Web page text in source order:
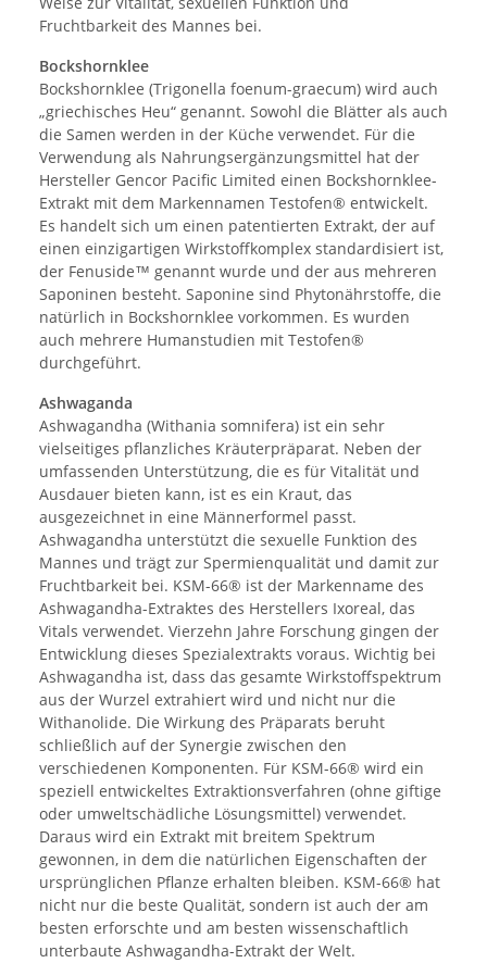
Fruchtbarkeit des Mannes bei.
Bockshornklee
Bockshornklee (Trigonella foenum-graecum) wird auch
„griechisches Heu“ genannt. Sowohl die Blätter als auch
die Samen werden in der Küche verwendet. Für die
Verwendung als Nahrungsergänzungsmittel hat der
Hersteller Gencor Pacific Limited einen Bockshornklee-
Extrakt mit dem Markennamen Testofen® entwickelt.
Es handelt sich um einen patentierten Extrakt, der auf
einen einzigartigen Wirkstoffkomplex standardisiert ist,
der Fenuside™ genannt wurde und der aus mehreren
Saponinen besteht. Saponine sind Phytonährstoffe, die
natürlich in Bockshornklee vorkommen. Es wurden
auch mehrere Humanstudien mit Testofen®
durchgeführt.
Ashwaganda
Ashwagandha (Withania somnifera) ist ein sehr
vielseitiges pflanzliches Kräuterpräparat. Neben der
umfassenden Unterstützung, die es für Vitalität und
Ausdauer bieten kann, ist es ein Kraut, das
ausgezeichnet in eine Männerformel passt.
Ashwagandha unterstützt die sexuelle Funktion des
Mannes und trägt zur Spermienqualität und damit zur
Fruchtbarkeit bei. KSM-66® ist der Markenname des
Ashwagandha-Extraktes des Herstellers Ixoreal, das
Vitals verwendet. Vierzehn Jahre Forschung gingen der
Entwicklung dieses Spezialextrakts voraus. Wichtig bei
Ashwagandha ist, dass das gesamte Wirkstoffspektrum
aus der Wurzel extrahiert wird und nicht nur die
Withanolide. Die Wirkung des Präparats beruht
schließlich auf der Synergie zwischen den
verschiedenen Komponenten. Für KSM-66® wird ein
speziell entwickeltes Extraktionsverfahren (ohne giftige
oder umweltschädliche Lösungsmittel) verwendet.
Daraus wird ein Extrakt mit breitem Spektrum
gewonnen, in dem die natürlichen Eigenschaften der
ursprünglichen Pflanze erhalten bleiben. KSM-66® hat
nicht nur die beste Qualität, sondern ist auch der am
besten erforschte und am besten wissenschaftlich
unterbaute Ashwagandha-Extrakt der Welt.